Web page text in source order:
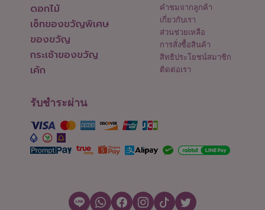
ดอกไม้
เซ็ทของขวัญพิเศษ
ของขวัญ
กระเช้าของขวัญ
เค้ก
คำชมจากลูกค้า
เกี่ยวกับเรา
ส่วนช่วยเหลือ
การสั่งซื้อสินค้า
สิทธิประโยชน์สมาชิก
ติดต่อเรา
รับชำระผ่าน